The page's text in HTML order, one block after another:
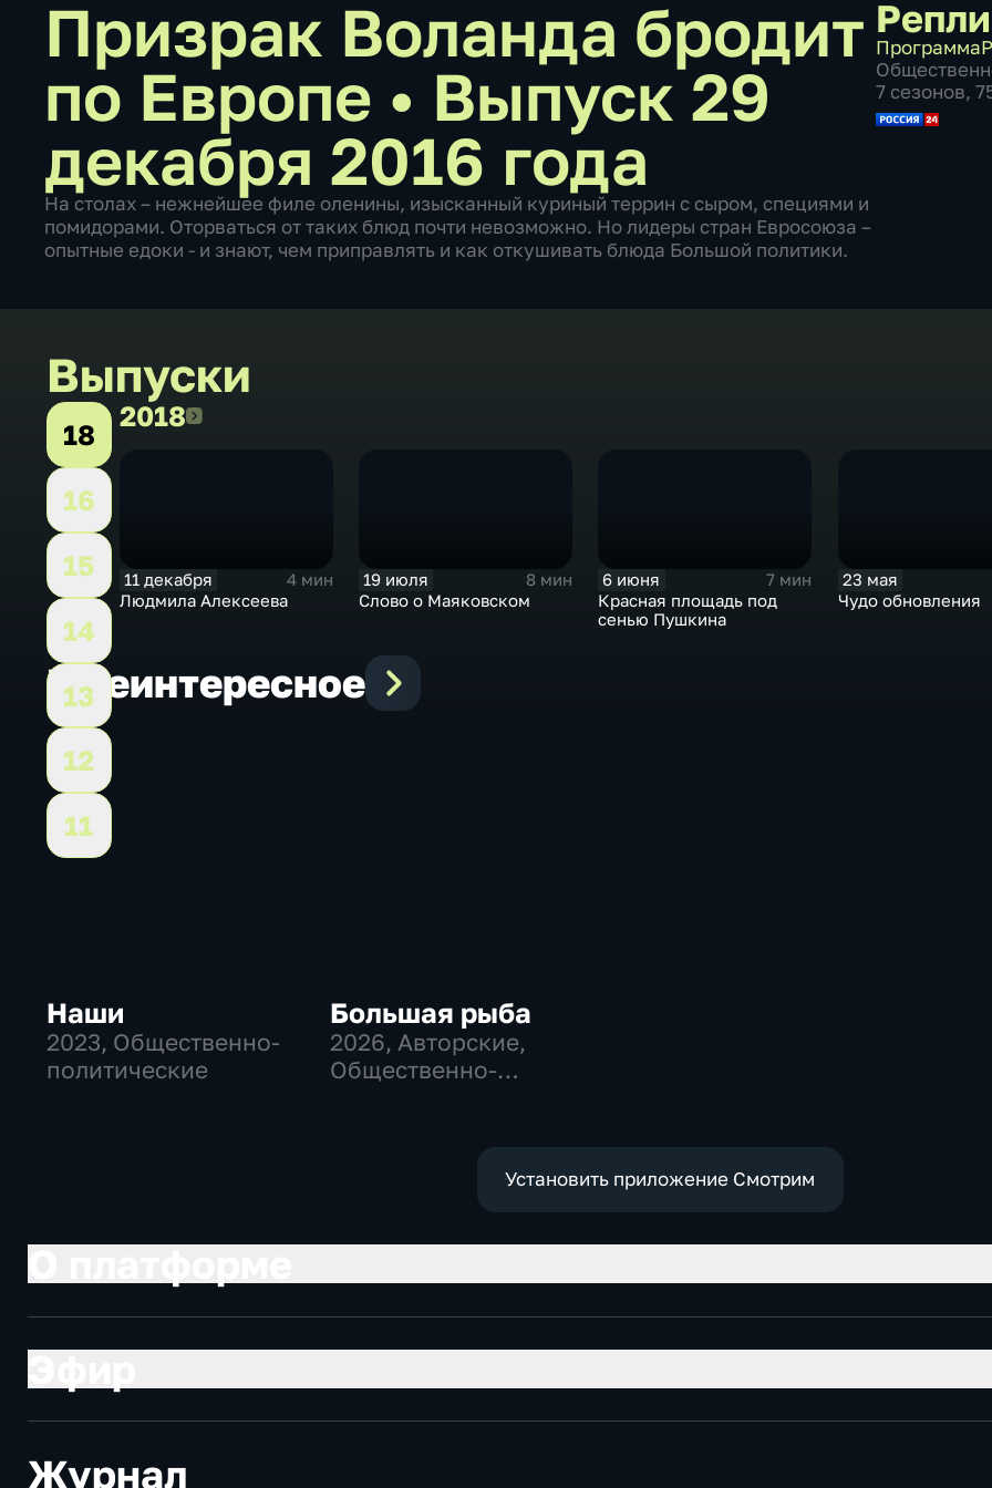
Призрак Воланда бродит
по Европе • Выпуск 29
декабря 2016 года
На столах – нежнейшее филе оленины, изысканный куриный террин с сыром, специями и
помидорами. Оторваться от таких блюд почти невозможно. Но лидеры стран Евросоюза –
опытные едоки - и знают, чем приправлять и как откушивать блюда Большой политики.
Программа
7 сезонов,
Выпуски
18
16
15
14
13
12
11
20182018
11 декабря
4 мин
Людмила Алексеева
19 июля
8 мин
Слово о Маяковском
6 июня
7 мин
Красная площадь под
сенью Пушкина
23 мая
Чудо обновления
Ещеинтересное
Наши
2023, Общественно-
политические
Большая рыба
2026, Авторские,
Общественно-
Установить приложение Смотрим
Журнал